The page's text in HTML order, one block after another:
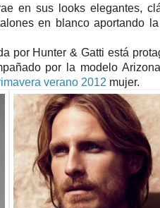
en sus looks elegantes,
en blanco aportando
por Hunter & Gatti está
por la modelo
verano 2012 mujer.